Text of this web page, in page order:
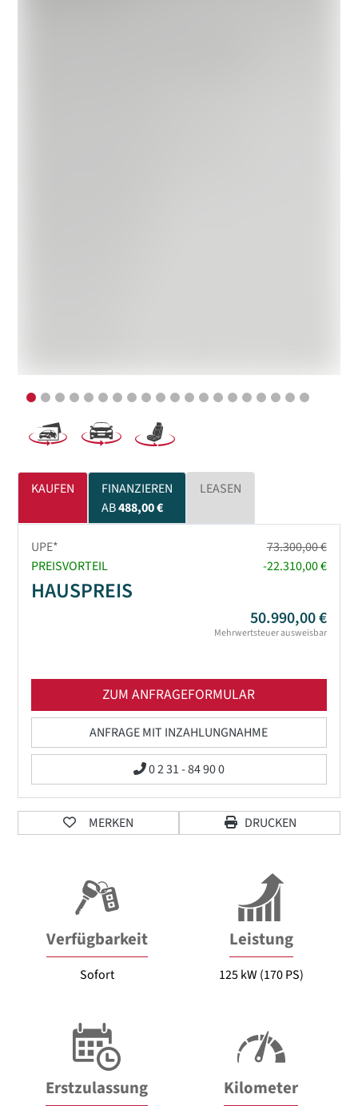
KAUFEN
FINANZIEREN
AB488,00 €
LEASEN
UPE*
73.300,00 €
PREISVORTEIL
-22.310,00 €
HAUSPREIS
50.990,00 €
Mehrwertsteuer ausweisbar
ZUM ANFRAGEFORMULAR
ANFRAGE MIT INZAHLUNGNAHME
0 2 31 - 84 90 0
MERKEN DRUCKEN
Verfügbarkeit
Sofort
Leistung
125 kW (170 PS)
Erstzulassung Kilometer